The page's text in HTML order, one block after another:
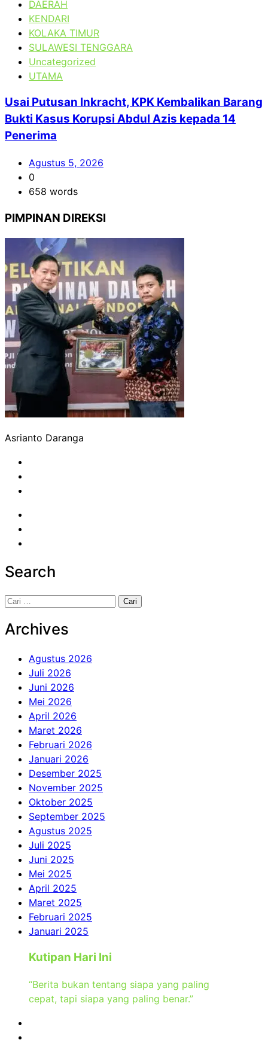
DAERAH
KENDARI
KOLAKA TIMUR
SULAWESI TENGGARA
Uncategorized
UTAMA
Usai Putusan Inkracht, KPK Kembalikan Barang
Bukti Kasus Korupsi Abdul Azis kepada 14
Penerima
Agustus 5, 2026
0
658 words
PIMPINAN DIREKSI
Asrianto Daranga
Search
Cari
Archives
Agustus 2026
Juli 2026
Juni 2026
Mei 2026
April 2026
Maret 2026
Februari 2026
Januari 2026
Desember 2025
November 2025
Oktober 2025
September 2025
Agustus 2025
Juli 2025
Juni 2025
Mei 2025
April 2025
Maret 2025
Februari 2025
Januari 2025
Kutipan Hari Ini
“Berita bukan tentang siapa yang paling
cepat, tapi siapa yang paling benar.”